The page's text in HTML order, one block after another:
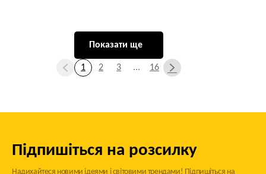
Показати ще
1 2 3 ... 16
Підпишіться на розсилку
Надихайтеся новими ідеями і світовими трендами! Підпишіться на